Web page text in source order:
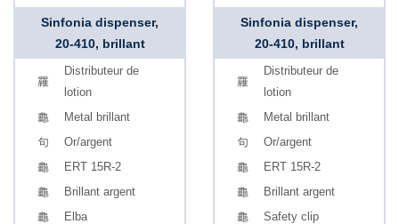
Sinfonia dispenser,
20-410, brillant
Distributeur de
lotion
Metal brillant
Or/argent
ERT 15R-2
Brillant argent
Elba
Sinfonia dispenser,
20-410, brillant
Distributeur de
lotion
Metal brillant
Or/argent
ERT 15R-2
Brillant argent
Safety clip